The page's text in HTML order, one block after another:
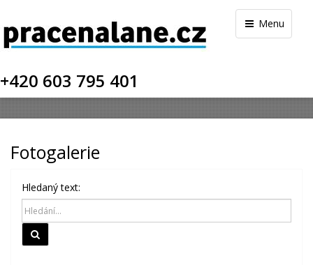
Menu
+420 603 795 401
Fotogalerie
Hledaný text: